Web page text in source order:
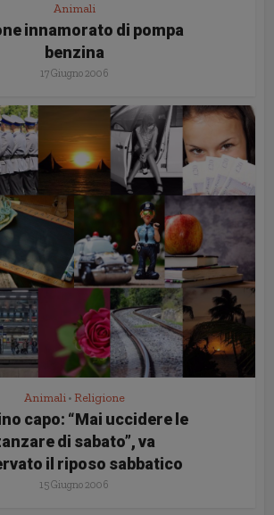
Animali
innamorato di pompa
benzina
17 Giugno 2006
Animali • Religione
capo: “Mai uccidere le
di sabato”, va
il riposo sabbatico
15 Giugno 2006